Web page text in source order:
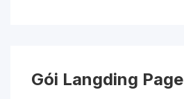
Gói Langding Page